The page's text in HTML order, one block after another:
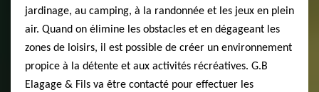
jardinage, au camping, à la randonnée et les jeux en plein
air. Quand on élimine les obstacles et en dégageant les
zones de loisirs, il est possible de créer un environnement
propice à la détente et aux activités récréatives. G.B
Elagage & Fils va être contacté pour effectuer les